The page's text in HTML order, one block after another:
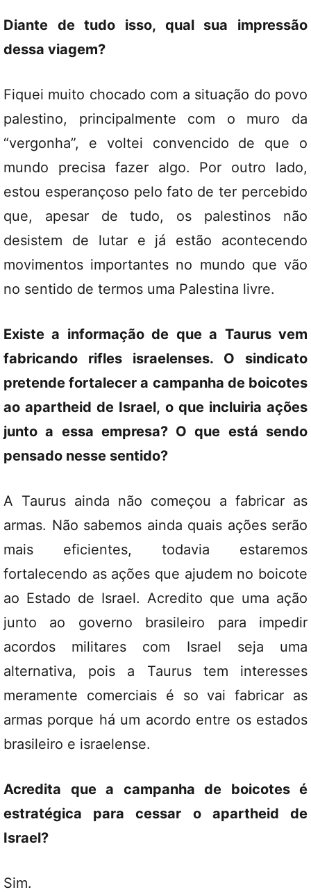
Diante de tudo isso, qual sua impressão
dessa viagem?
Fiquei muito chocado com a situação do povo
palestino, principalmente com o muro da
“vergonha”, e voltei convencido de que o
mundo precisa fazer algo. Por outro lado,
estou esperançoso pelo fato de ter percebido
que, apesar de tudo, os palestinos não
desistem de lutar e já estão acontecendo
movimentos importantes no mundo que vão
no sentido de termos uma Palestina livre.
Existe a informação de que a Taurus vem
fabricando rifles israelenses. O sindicato
pretende fortalecer a campanha de boicotes
ao apartheid de Israel, o que incluiria ações
junto a essa empresa? O que está sendo
pensado nesse sentido?
A Taurus ainda não começou a fabricar as
armas. Não sabemos ainda quais ações serão
mais eficientes, todavia estaremos
fortalecendo as ações que ajudem no boicote
ao Estado de Israel. Acredito que uma ação
junto ao governo brasileiro para impedir
acordos militares com Israel seja uma
alternativa, pois a Taurus tem interesses
meramente comerciais é so vai fabricar as
armas porque há um acordo entre os estados
brasileiro e israelense.
Acredita que a campanha de boicotes é
estratégica para cessar o apartheid de
Israel?
Sim.